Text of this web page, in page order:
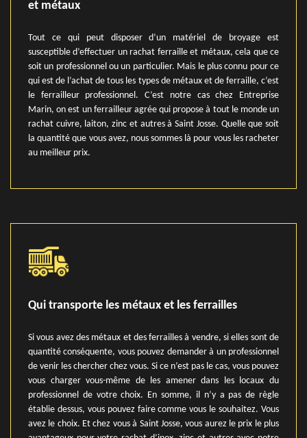
et métaux
Tout ce qui peut disposer d’un matériel de broyage est
susceptible d’effectuer un rachat ferraille et métaux, cela que ce
soit un professionnel ou un particulier. Mais le plus connu pour ce
qui est de l’achat de tous les types de métaux et de ferraille, c’est
le ferrailleur professionnel. C’est notre cas chez Entreprise
Marin, on est un ferrailleur agrée qui propose à tout le monde un
rachat cuivre, laiton, zinc et autres à Saint Josse. Quelle que soit
la quantité que vous avez, nous sommes là pour vous les racheter
au meilleur prix.
Qui transporte les métaux et les ferrailles
Si vous avez des métaux et des ferrailles à vendre, si elles sont de
quantité conséquente, vous pouvez demander à un professionnel
de venir les chercher chez vous. Si ce n’est pas le cas, vous pouvez
vous charger vous-même de les amener dans les locaux du
professionnel de votre choix. En somme, il n’y a pas de règle
établie dessus, vous pouvez faire comme vous le souhaitez. Vous
avez le choix. Et chez vous à Saint Josse, vous aurez le prix le plus